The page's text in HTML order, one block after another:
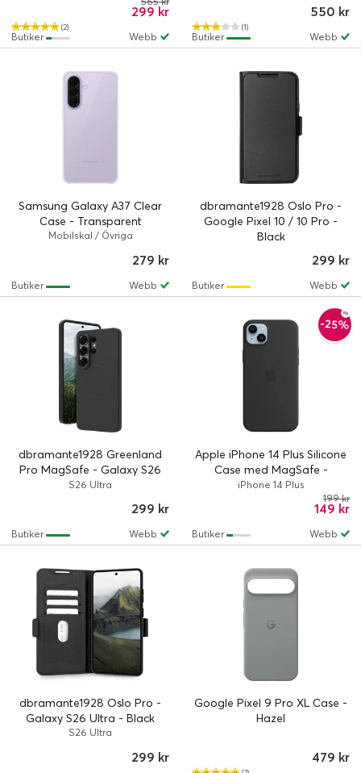
(2)
299 kr
Webb
Butiker
(1)
550 kr
Webb
Butiker
Samsung Galaxy A37 Clear
Case - Transparent
Mobilskal / Övriga
279 kr
Webb
Butiker
dbramante1928 Oslo Pro -
Google Pixel 10 / 10 Pro -
Black
299 kr
Webb
Butiker
dbramante1928 Greenland
Pro MagSafe - Galaxy S26
Ultra - Night Black
S26 Ultra
299 kr
Webb
Butiker
-25%
Apple iPhone 14 Plus Silicone
Case med MagSafe -
Midnight
iPhone 14 Plus
149 kr
199 kr
Webb
Butiker
dbramante1928 Oslo Pro -
Galaxy S26 Ultra - Black
S26 Ultra
299 kr
Google Pixel 9 Pro XL Case -
Hazel
479 kr